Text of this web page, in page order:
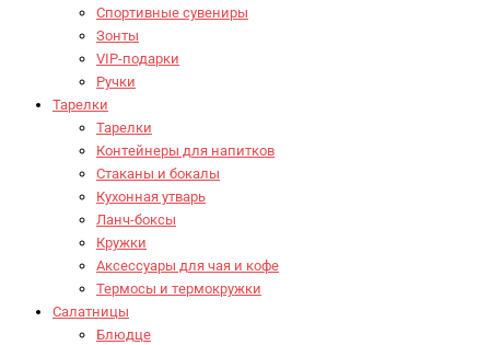
Спортивные сувениры
Зонты
VIP-подарки
Ручки
Тарелки
Тарелки
Контейнеры для напитков
Стаканы и бокалы
Кухонная утварь
Ланч-боксы
Кружки
Аксессуары для чая и кофе
Термосы и термокружки
Салатницы
Блюдце